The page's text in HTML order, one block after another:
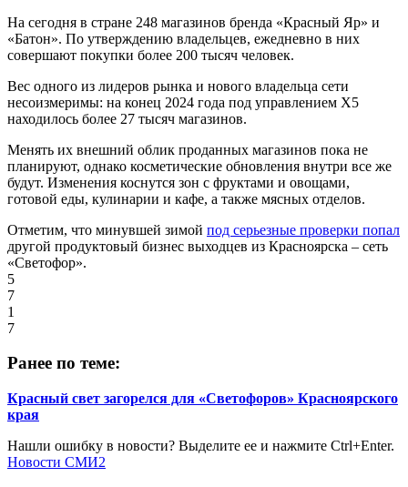
На сегодня в стране 248 магазинов бренда «Красный Яр» и
«Батон». По утверждению владельцев, ежедневно в них
совершают покупки более 200 тысяч человек.
Вес одного из лидеров рынка и нового владельца сети
несоизмеримы: на конец 2024 года под управлением X5
находилось более 27 тысяч магазинов.
Менять их внешний облик проданных магазинов пока не
планируют, однако косметические обновления внутри все же
будут. Изменения коснутся зон с фруктами и овощами,
готовой еды, кулинарии и кафе, а также мясных отделов.
Отметим, что минувшей зимой под серьезные проверки попал
другой продуктовый бизнес выходцев из Красноярска – сеть
«Светофор».
5
7
1
7
Ранее по теме:
Красный свет загорелся для «Светофоров» Красноярского
края
Нашли ошибку в новости? Выделите ее и нажмите Ctrl+Enter.
Новости СМИ2